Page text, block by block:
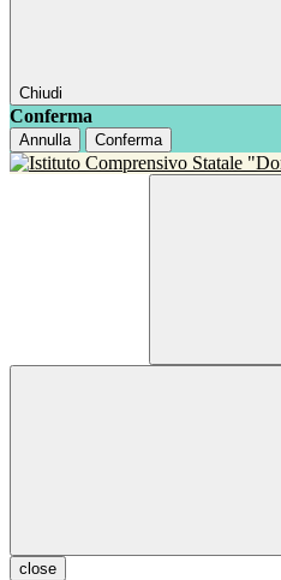
Chiudi
Conferma
Annulla Conferma
close